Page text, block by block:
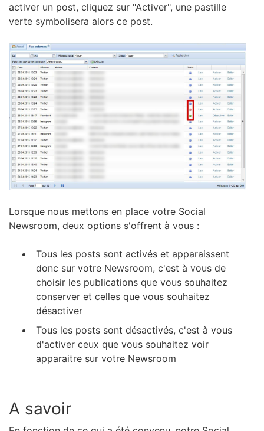
activer un post, cliquez sur "Activer", une pastille
verte symbolisera alors ce post.
Lorsque nous mettons en place votre Social
Newsroom, deux options s'offrent à vous :
Tous les posts sont activés et apparaissent
donc sur votre Newsroom, c'est à vous de
choisir les publications que vous souhaitez
conserver et celles que vous souhaitez
désactiver
Tous les posts sont désactivés, c'est à vous
d'activer ceux que vous souhaitez voir
apparaitre sur votre Newsroom
A savoir